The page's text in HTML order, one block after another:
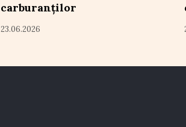
carburanților
23.06.2026